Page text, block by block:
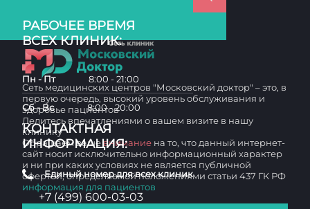
РАБОЧЕЕ ВРЕМЯ
ВСЕХ КЛИНИК:
Пн - Пт 8:00 - 21:00
Сб - Вс 8:00 - 20:00
КОНТАКТНАЯ
ИНФОРМАЦИЯ:
Единый номер для всех клиник
+7 (499) 600-03-03
Сеть медицинских центров "Московский доктор" – это, в
первую очередь, высокий уровень обслуживания и
здоровье пациентов
Делитесь впечатлениями о вашем визите в нашу
клинику
Обращаем вашевнимание на то, что данный интернет-
сайт носит исключительно информационный характер
и ни при каких условиях не является публичной
офертой, определяемой положениями статьи 437 ГК РФ
информация для пациентов